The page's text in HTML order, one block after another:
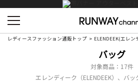
レディースファッション通販トップ ELENDEEK(エレン
バッグ
対象商品： 17件
エレンディーク（ELENDEEK）、バッ